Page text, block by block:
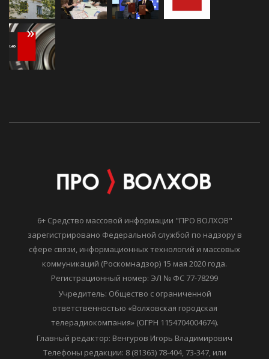
6+ Средство массовой информации "ПРО ВОЛХОВ"
зарегистрировано Федеральной службой по надзору в
сфере связи, информационных технологий и массовых
коммуникаций (Роскомнадзор) 15 мая 2020 года.
Регистрационный номер: ЭЛ № ФС 77-78299
Учредитель: Общество с ограниченной
ответственностью «Волховская городская
телерадиокомпания» (ОГРН 1154704004674).